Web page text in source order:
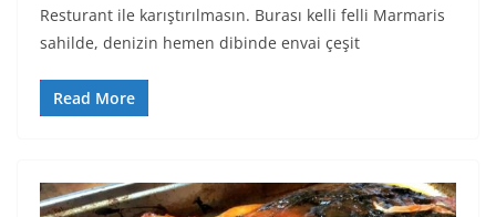
Resturant ile karıştırılmasın. Burası kelli felli Marmaris
sahilde, denizin hemen dibinde envai çeşit
Read More